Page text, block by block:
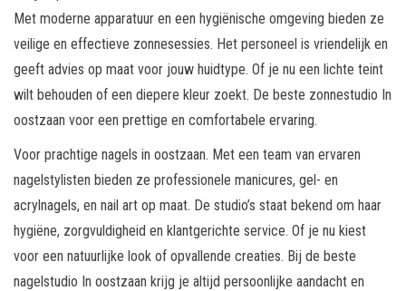
Met moderne apparatuur en een hygiënische omgeving bieden ze
veilige en effectieve zonnesessies. Het personeel is vriendelijk en
geeft advies op maat voor jouw huidtype. Of je nu een lichte teint
wilt behouden of een diepere kleur zoekt. De beste zonnestudio In
oostzaan voor een prettige en comfortabele ervaring.
Voor prachtige nagels in oostzaan. Met een team van ervaren
nagelstylisten bieden ze professionele manicures, gel- en
acrylnagels, en nail art op maat. De studio’s staat bekend om haar
hygiëne, zorgvuldigheid en klantgerichte service. Of je nu kiest
voor een natuurlijke look of opvallende creaties. Bij de beste
nagelstudio In oostzaan krijg je altijd persoonlijke aandacht en